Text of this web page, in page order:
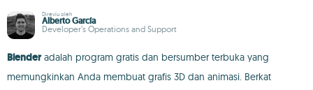
Direviu oleh
Alberto García
Developer’s Operations and Support
Blenderadalah program gratis dan bersumber terbuka yang
memungkinkan Anda membuat grafis 3D dan animasi. Berkat